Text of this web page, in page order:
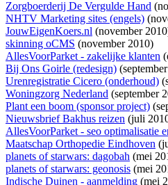
Zorgboerderij De Vergulde Hand
NHTV Marketing sites (engels)
JouwEigenKoers.nl (november
skinning oCMS (november 2010)
AllesVoorParket - zakelijke klanten
Bij Ons Goirle (redesign)
Urenregistratie Cicero (onderhoud)
Woningzorg Nederland (september
Plant een boom (sponsor project)
Nieuwsbrief Bakhus reizen (juli
AllesVoorParket - seo optimalisatie
Maatschap Orthopedie Eindhoven
planets of starwars: dagobah (mei
planets of starwars: geonosis (mei
Indische Duinen - aanmelding (mei